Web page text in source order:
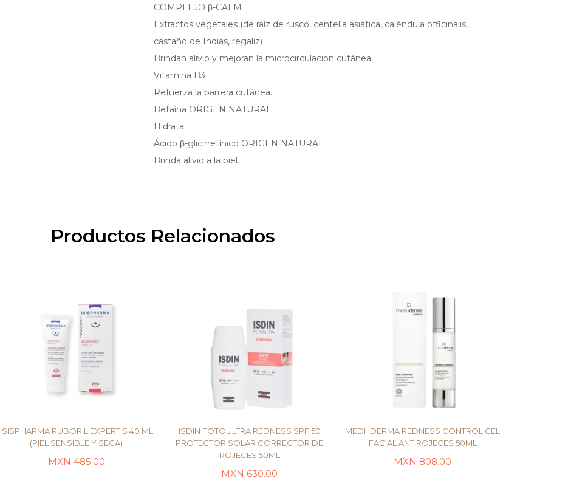
COMPLEJO β-CALM
Extractos vegetales (de raíz de rusco, centella asiática, caléndula officinalis,
castaño de Indias, regaliz)
Brindan alivio y mejoran la microcirculación cutánea.
Vitamina B3
Refuerza la barrera cutánea.
Betaína ORIGEN NATURAL
Hidrata.
Ácido β-glicirretínico ORIGEN NATURAL
Brinda alivio a la piel.
Productos Relacionados
MEDI+DERMA REDNESS CONTROL GEL
FACIAL ANTIROJECES 50ML
808.00
AÑADIR AL CARRITO
ISDIN FOTOULTRA REDNESS SPF 50
PROTECTOR SOLAR CORRECTOR DE
ROJECES 50ML
630.00
ISISPHARMA RUBORIL EXPERT S 40 ML
(PIEL SENSIBLE Y SECA)
485.00